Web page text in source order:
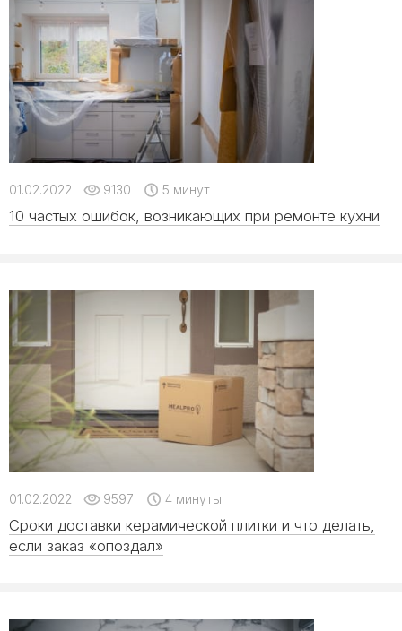
01.02.2022 9130 5 минут
10 частых ошибок, возникающих при ремонте кухни
01.02.2022 9597 4 минуты
Сроки доставки керамической плитки и что делать,
если заказ «опоздал»